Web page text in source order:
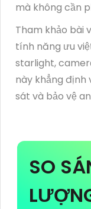
mà không cần
Tham khảo bài
tính năng ưu
starlight,
này khẳng định
sát và bảo vệ
SO